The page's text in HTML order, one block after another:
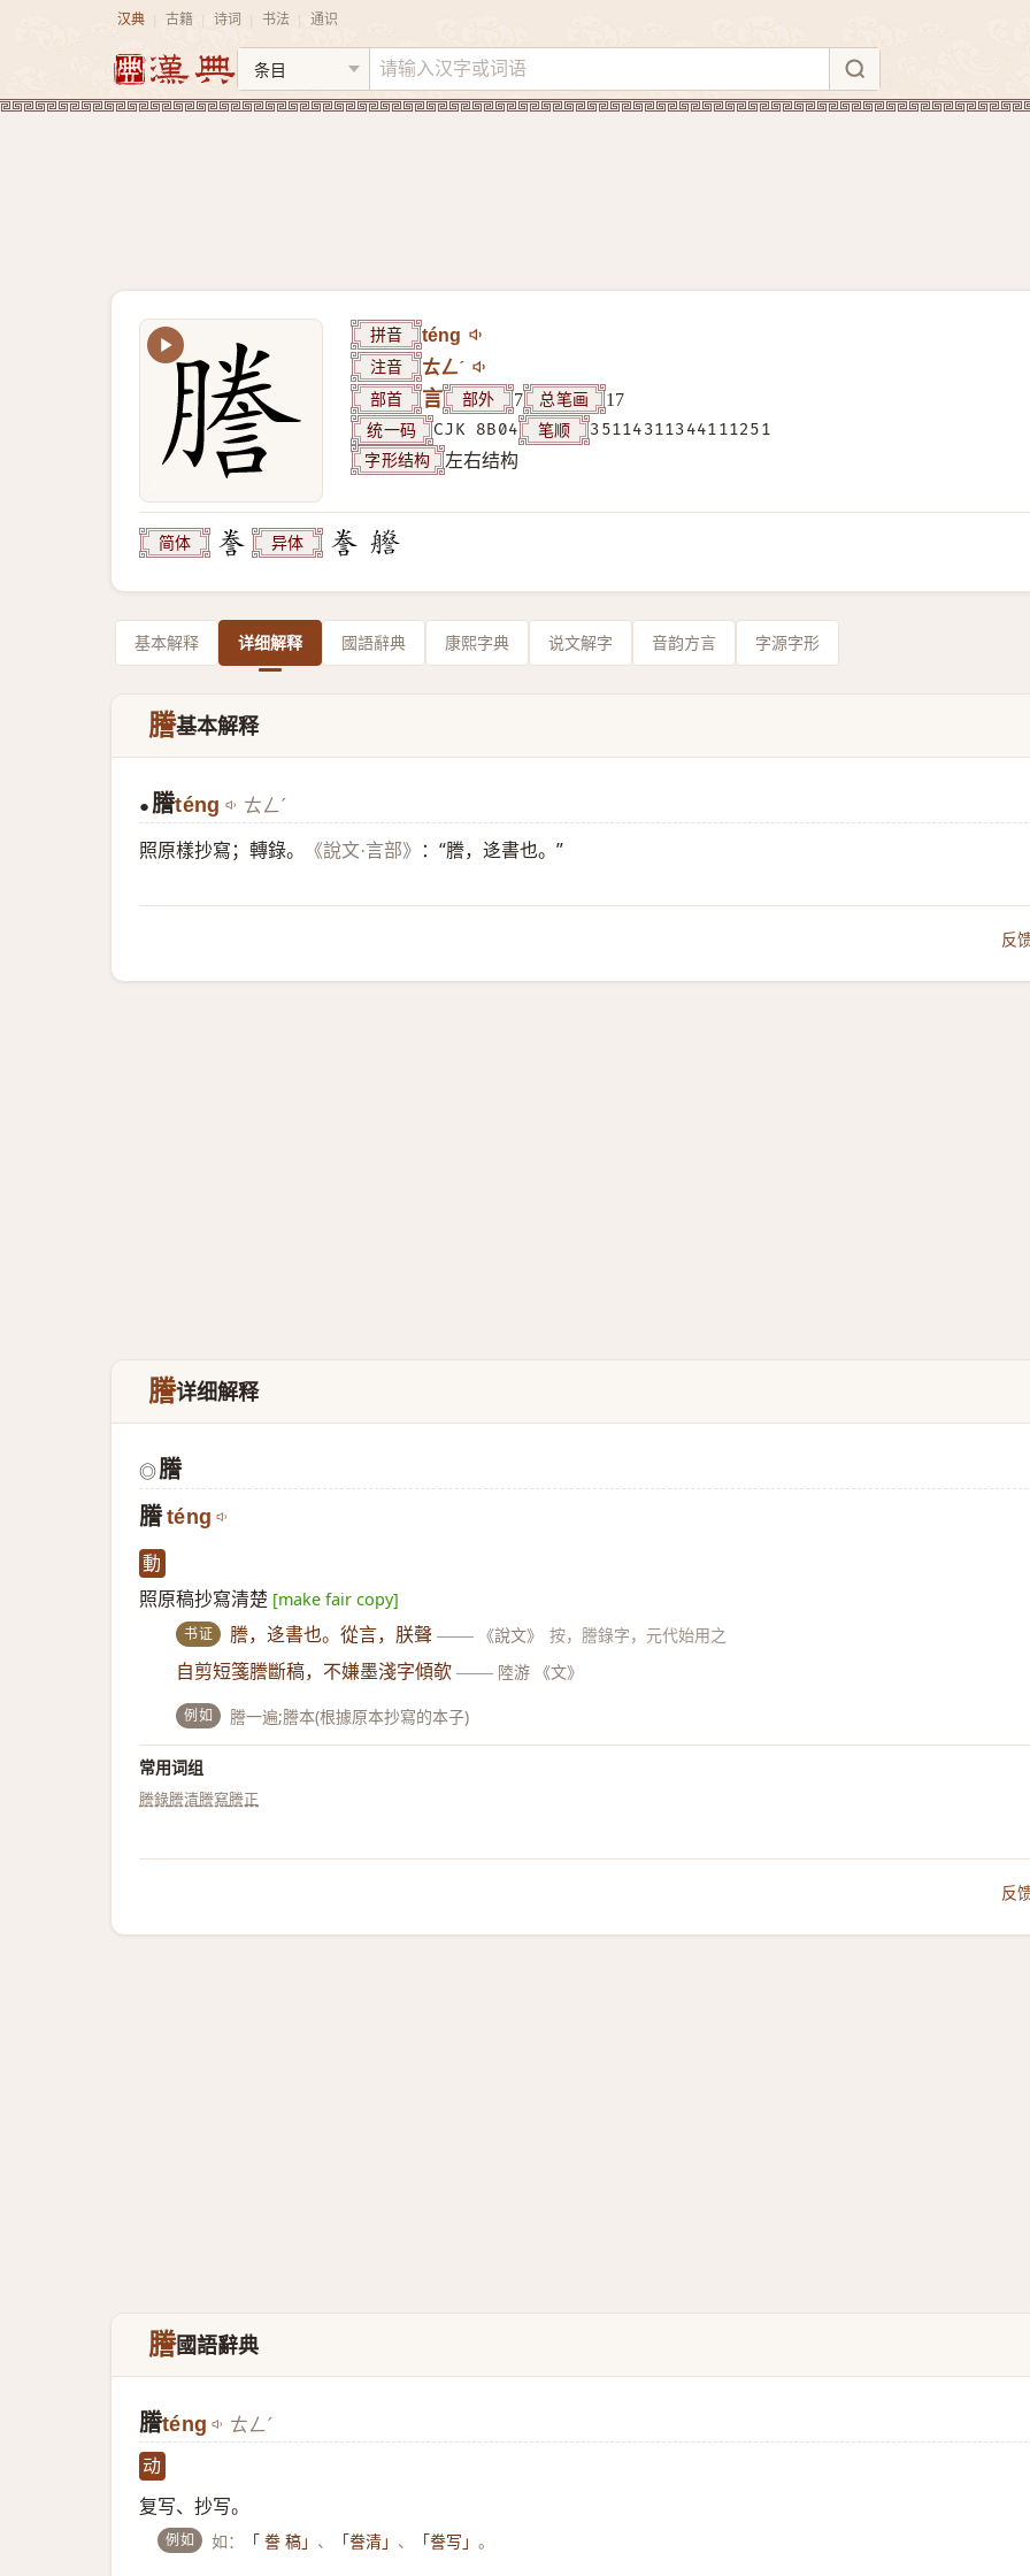
汉典 古籍 诗词 书法 通识
拼音 téng
注音 ㄊㄥˊ
部首 言 部外 7 总笔画 17
统一码 CJK 8B04 笔顺 35114311344111251
字形结构 左右结构
简体 异体
基本解释 详细解释 國語辭典 康熙字典 说文解字 音韵方言 字源字形
謄基本解释
● 謄téng ㄊㄥˊ
照原樣抄寫；轉錄。 《說文·言部》 ：“謄，迻書也。”
反
謄详细解释
◎謄
謄 téng
動
照原稿抄寫清楚 [make fair copy]
书证 謄，迻書也。從言，朕聲 —— 《說文》 按，謄錄字，元代始用之
自剪短箋謄斷稿，不嫌墨淺字傾欹 —— 陸游 《文》
例如 謄一遍;謄本(根據原本抄寫的本子)
常用词组
謄錄謄清謄寫謄正
反
謄國語辭典
謄téng ㄊㄥˊ
动
复写、抄写。
例如 如： 「 誊 稿」 、 「誊清」 、 「誊写」。